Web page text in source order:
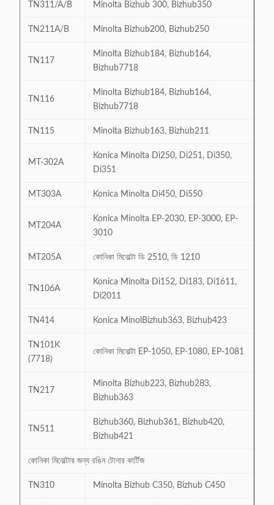
TN311/A/B Minolta Bizhub 300, Bizhub350
TN211A/B Minolta Bizhub200, Bizhub250
TN117
Minolta Bizhub184, Bizhub164,
Bizhub7718
TN116
Minolta Bizhub184, Bizhub164,
Bizhub7718
TN115 Minolta Bizhub163, Bizhub211
MT-302A
Konica Minolta Di250, Di251, Di350,
Di351
MT303A Konica Minolta Di450, Di550
MT204A
Konica Minolta EP-2030, EP-3000, EP-
3010
MT205A কোনিকা মিনোল্টা ডি 2510, ডি 1210
TN106A
Konica Minolta Di152, Di183, Di1611,
Di2011
TN414 Konica MinolBizhub363, Bizhub423
TN101K
(7718)
কোনিকা মিনোল্টা EP-1050, EP-1080, EP-1081
TN217
Minolta Bizhub223, Bizhub283,
Bizhub363
TN511
Bizhub360, Bizhub361, Bizhub420,
Bizhub421
কোনিকা মিনোল্টার জন্য রঙিন টোনার কার্টিজ
TN310 Minolta Bizhub C350, Bizhub C450